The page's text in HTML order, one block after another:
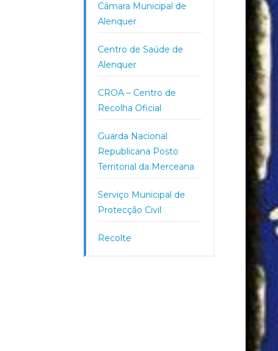
Câmara Municipal de
Alenquer
Centro de Saúde de
Alenquer
CROA – Centro de
Recolha Oficial
Guarda Nacional
Republicana Posto
Territorial da Merceana
Serviço Municipal de
Protecção Civil
Recolte